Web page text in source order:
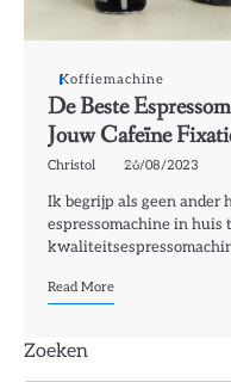
Koffiemachine
De Beste
Jouw Cafeïne
Christol 26/08/2023
Ik begrijp als geen ander
espressomachine in huis
Read More
Zoeken